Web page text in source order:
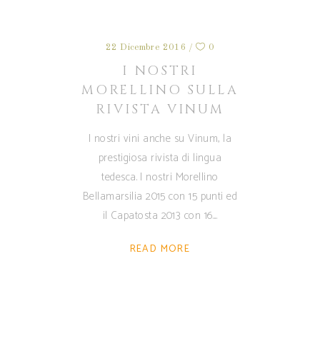
22 Dicembre 2016 0
I NOSTRI
MORELLINO SULLA
RIVISTA VINUM
I nostri vini anche su Vinum, la
prestigiosa rivista di lingua
tedesca. I nostri Morellino
Bellamarsilia 2015 con 15 punti ed
il Capatosta 2013 con 16.
READ MORE